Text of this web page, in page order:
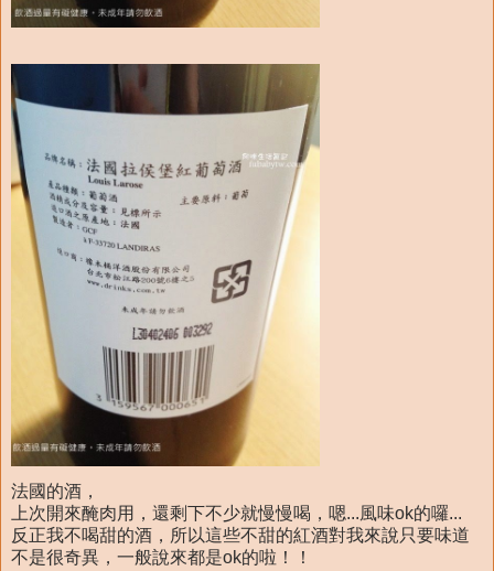
法國的酒，
上次開來醃肉用，還剩下不少就慢慢喝，嗯...風味ok的囉...
反正我不喝甜的酒，所以這些不甜的紅酒對我來說只要味道
不是很奇異，一般說來都是ok的啦！！